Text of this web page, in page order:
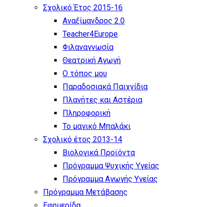
Σχολικό Έτος 2015-16
Αναξίμανδρος 2.0
Teacher4Europe
Φιλαναγνωσία
Θεατρική Αγωγή
Ο τόπος μου
Παραδοσιακά Παιχνίδια
Πλανήτες και Αστέρια
Πληροφορική
Το μαγικό Μπαλάκι
Σχολικό έτος 2013-14
Βιολογικά Προϊόντα
Πρόγραμμα Ψυχικής Υγείας
Πρόγραμμα Aγωγής Yγείας
Πρόγραμμα Μετάβασης